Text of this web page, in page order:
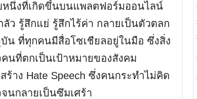
หนึ่งที่เกิดขึ้นบนแพลตฟอร์มออนไลน์
ว รู้สึกแย่ รู้สึกไร้ค่า กลายเป็นตัวตลก
น ที่ทุกคนมีสื่อโซเชียลอยู่ในมือ ซึ่งสิ่ง
นที่ตกเป็นเป้าหมายของสังคม
าง Hate Speech ซึ่งคนกระทำไม่คิด
นกลายเป็นซึมเศร้า